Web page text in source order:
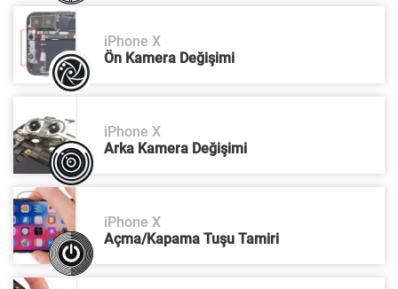
iPhone X
Ön Kamera Değişimi
iPhone X
Arka Kamera Değişimi
iPhone X
Açma/Kapama Tuşu Tamiri